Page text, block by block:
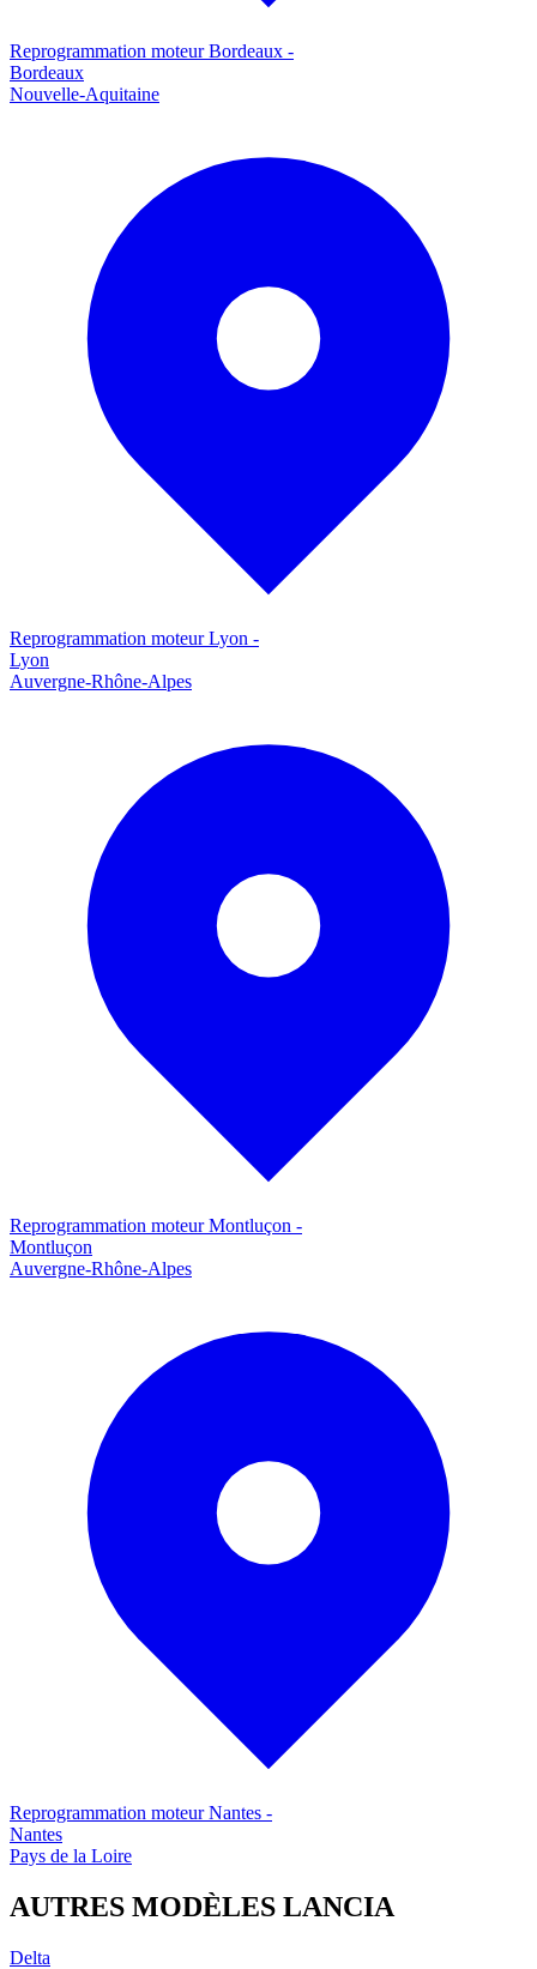
Reprogrammation moteurBordeaux -
Bordeaux
Nouvelle-Aquitaine
Reprogrammation moteurLyon -
Lyon
Auvergne-Rhône-Alpes
Reprogrammation moteurMontluçon -
Montluçon
Auvergne-Rhône-Alpes
Reprogrammation moteurNantes -
Nantes
Pays de la Loire
AUTRES MODÈLES LANCIA
Delta